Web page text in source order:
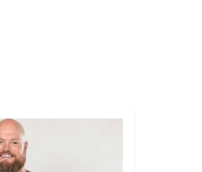
gaan met de overslaan links.